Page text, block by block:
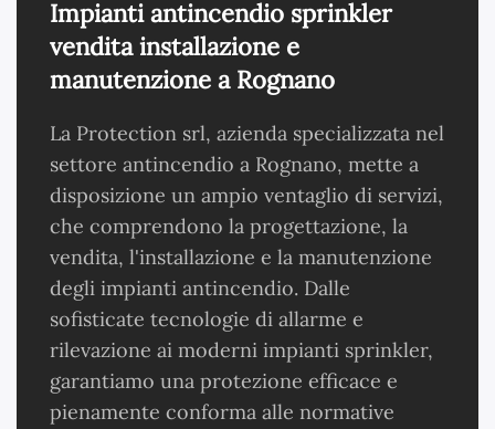
Impianti antincendio sprinkler
vendita installazione e
manutenzione a Rognano
La Protection srl, azienda specializzata nel
settore antincendio a Rognano, mette a
disposizione un ampio ventaglio di servizi,
che comprendono la progettazione, la
vendita, l'installazione e la manutenzione
degli impianti antincendio. Dalle
sofisticate tecnologie di allarme e
rilevazione ai moderni impianti sprinkler,
garantiamo una protezione efficace e
pienamente conforma alle normative